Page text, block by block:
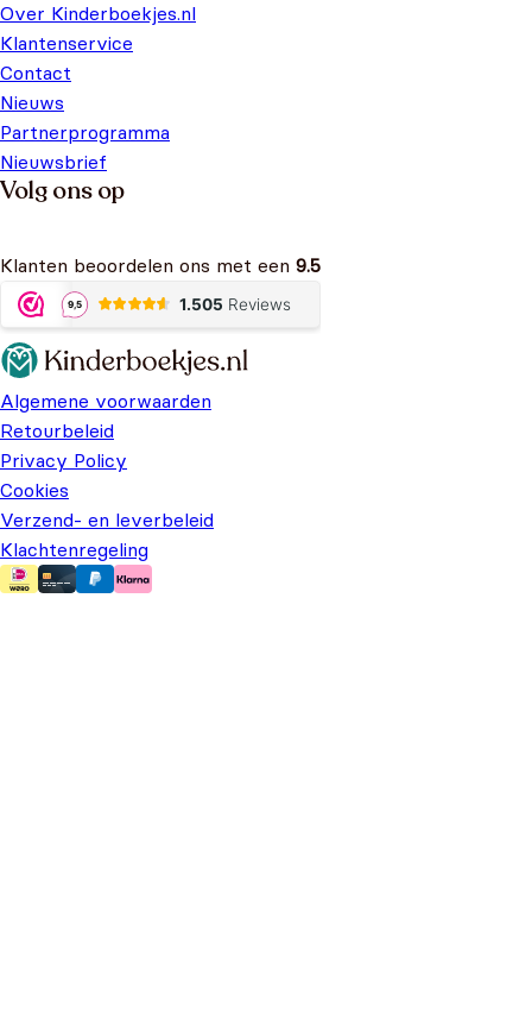
Over Kinderboekjes.nl
Klantenservice
Contact
Nieuws
Partnerprogramma
Nieuwsbrief
Volg ons op
Klanten beoordelen ons met een 9.5
Algemene voorwaarden
Retourbeleid
Privacy Policy
Cookies
Verzend- en leverbeleid
Klachtenregeling